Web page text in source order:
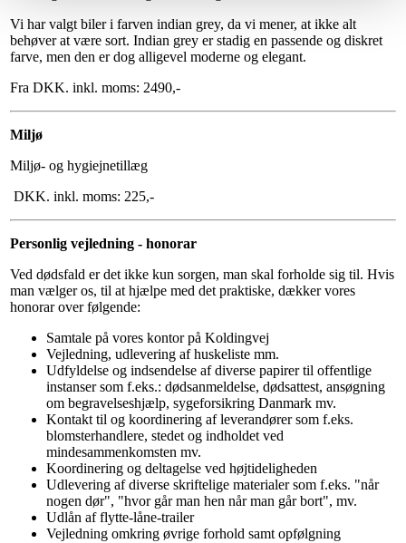
Vi har valgt biler i farven indian grey, da vi mener, at ikke alt
behøver at være sort. Indian grey er stadig en passende og diskret
farve, men den er dog alligevel moderne og elegant.
Fra DKK. inkl. moms: 2490,-
Miljø
Miljø- og hygiejnetillæg
DKK. inkl. moms: 225,-
Personlig vejledning - honorar
Ved dødsfald er det ikke kun sorgen, man skal forholde sig til. Hvis
man vælger os, til at hjælpe med det praktiske, dækker vores
honorar over følgende:
Samtale på vores kontor på Koldingvej
Vejledning, udlevering af huskeliste mm.
Udfyldelse og indsendelse af diverse papirer til offentlige
instanser som f.eks.: dødsanmeldelse, dødsattest, ansøgning
om begravelseshjælp, sygeforsikring Danmark mv.
Kontakt til og koordinering af leverandører som f.eks.
blomsterhandlere, stedet og indholdet ved
mindesammenkomsten mv.
Koordinering og deltagelse ved højtideligheden
Udlevering af diverse skriftelige materialer som f.eks. "når
nogen dør", "hvor går man hen når man går bort", mv.
Udlån af flytte-låne-trailer
Vejledning omkring øvrige forhold samt opfølgning